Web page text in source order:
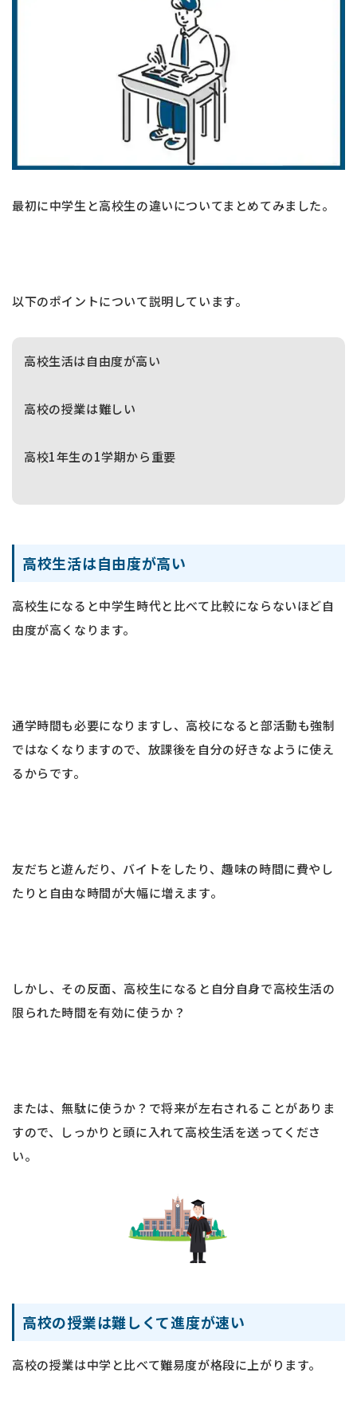
最初に中学生と高校生の違いについてまとめてみました。
以下のポイントについて説明しています。
高校生活は自由度が高い
高校の授業は難しい
高校1年生の1学期から重要
高校生活は自由度が高い
高校生になると中学生時代と比べて比較にならないほど自
由度が高くなります。
通学時間も必要になりますし、高校になると部活動も強制
ではなくなりますので、放課後を自分の好きなように使え
るからです。
友だちと遊んだり、バイトをしたり、趣味の時間に費やし
たりと自由な時間が大幅に増えます。
しかし、その反面、高校生になると自分自身で高校生活の
限られた時間を有効に使うか？
または、無駄に使うか？で将来が左右されることがありま
すので、しっかりと頭に入れて高校生活を送ってくださ
い。
高校の授業は難しくて進度が速い
高校の授業は中学と比べて難易度が格段に上がります。